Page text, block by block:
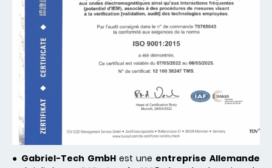
● Gabriel-Tech GmbH est une entreprise Allemande